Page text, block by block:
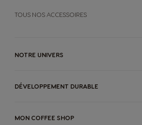
TOUS NOS ACCESSOIRES
NOTRE UNIVERS
DÉVELOPPEMENT DURABLE
MON COFFEE SHOP